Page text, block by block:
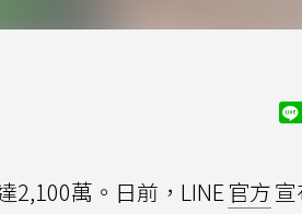
2,100萬。日前，LINE官方